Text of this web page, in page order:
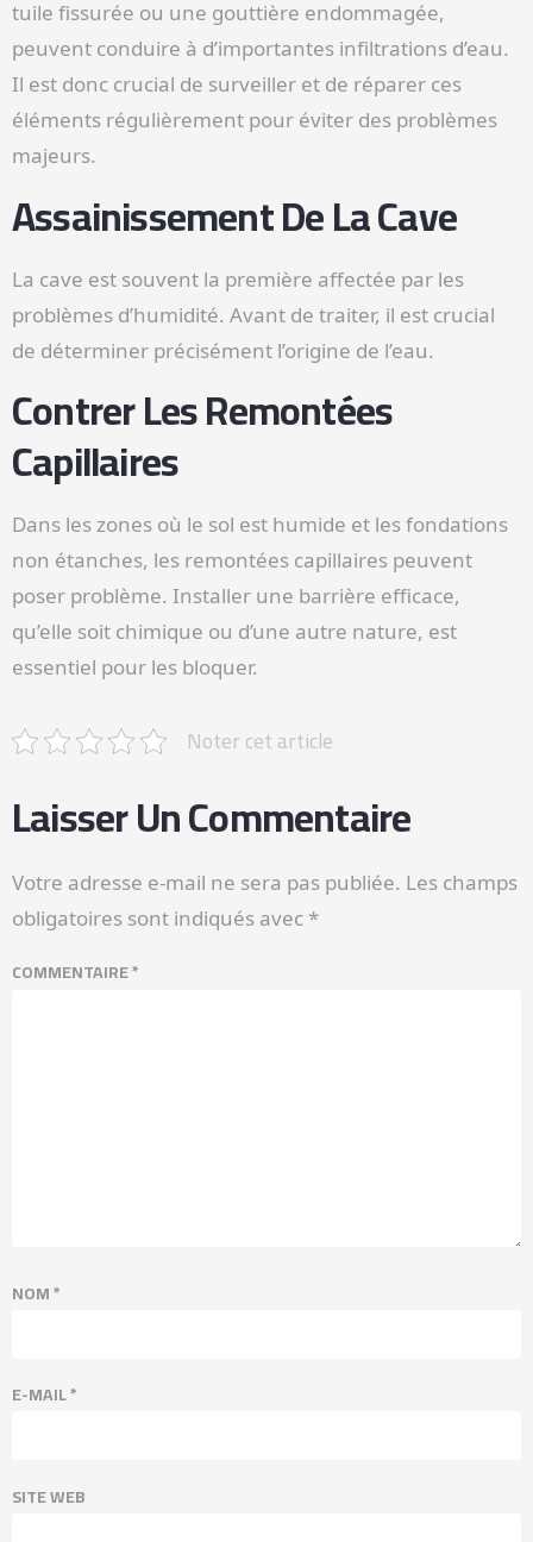
tuile fissurée ou une gouttière endommagée,
peuvent conduire à d’importantes infiltrations d’eau.
Il est donc crucial de surveiller et de réparer ces
éléments régulièrement pour éviter des problèmes
majeurs.
Assainissement De La Cave
La cave est souvent la première affectée par les
problèmes d’humidité. Avant de traiter, il est crucial
de déterminer précisément l’origine de l’eau.
Contrer Les Remontées
Capillaires
Dans les zones où le sol est humide et les fondations
non étanches, les remontées capillaires peuvent
poser problème. Installer une barrière efficace,
qu’elle soit chimique ou d’une autre nature, est
essentiel pour les bloquer.
Noter cet article
Laisser Un Commentaire
Votre adresse e-mail ne sera pas publiée. Les champs
obligatoires sont indiqués avec *
COMMENTAIRE*
NOM*
E-MAIL*
SITE WEB